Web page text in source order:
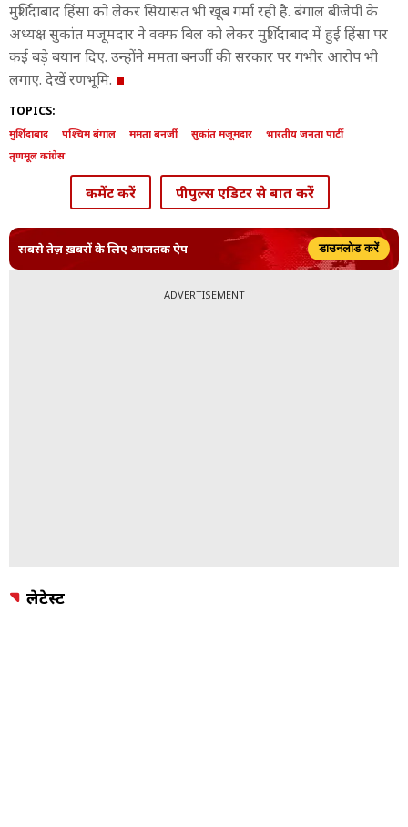
मुर्शिदाबाद हिंसा को लेकर सियासत भी खूब गर्मा रही है. बंगाल बीजेपी के
अध्यक्ष सुकांत मजूमदार ने वक्फ बिल को लेकर मुर्शिदाबाद में हुई हिंसा पर
कई बड़े बयान दिए. उन्होंने ममता बनर्जी की सरकार पर गंभीर आरोप भी
लगाए. देखें रणभूमि.
TOPICS:
मुर्शिदाबाद पश्चिम बंगाल ममता बनर्जी सुकांत मजूमदार
भारतीय जनता पार्टी
तृणमूल कांग्रेस
कमेंट करें पीपुल्स एडिटर से बात करें
सबसे तेज़ ख़बरों के लिए आजतक ऐप डाउनलोड करें
ADVERTISEMENT
लेटेस्ट